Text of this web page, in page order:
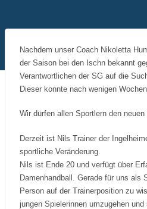
Nachdem unser Coach Nikoletta
der Saison bei den Ischn bekannt
Verantwortlichen der SG auf die
Dieser konnte nach wenigen
Wir dürfen allen Sportlern den neuen
Derzeit ist Nils Trainer der
sportliche Veränderung.
Nils ist Ende 20 und verfügt über
Damenhandball. Gerade für uns als
Person auf der Trainerposition zu
jungen Spielerinnen umzugehen